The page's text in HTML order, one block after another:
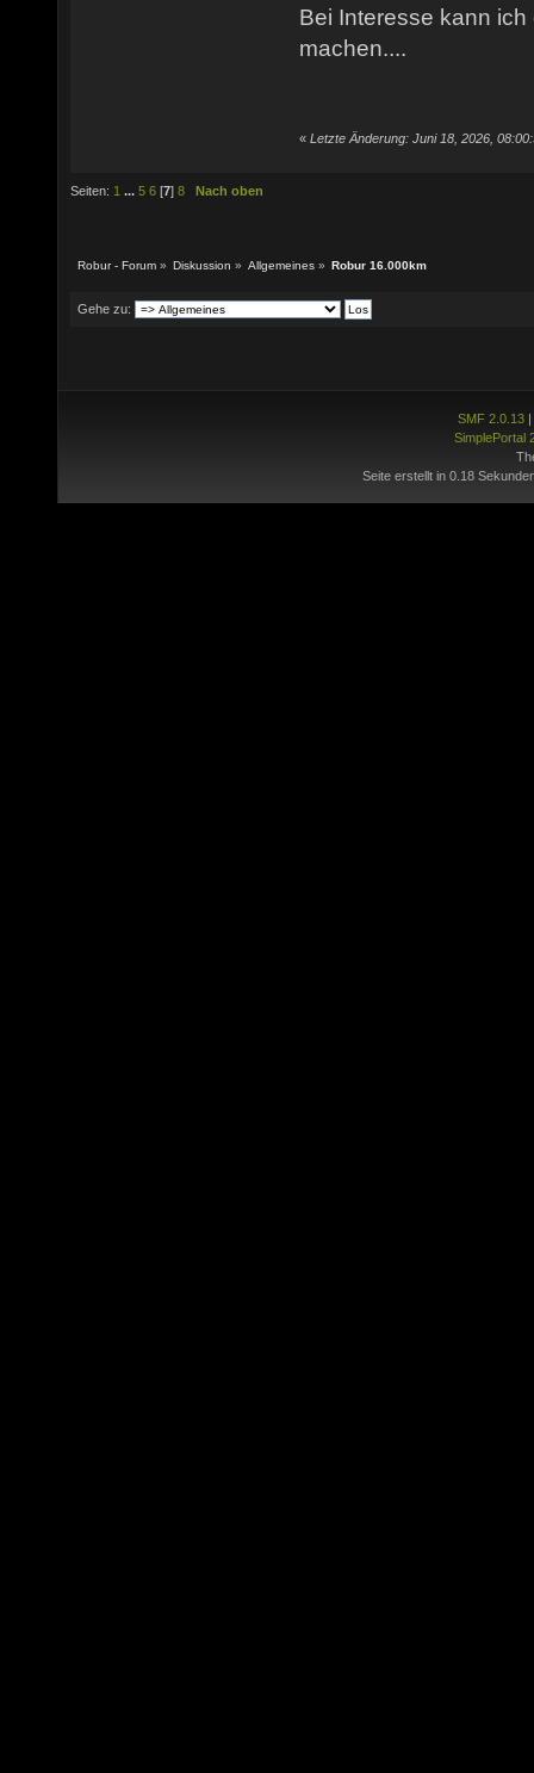
Bei Interesse kann
machen....
« Letzte Änderung: Juni 18, 2026,
Seiten: 1 ... 5 6 [7] 8 Nach oben
Robur - Forum » Diskussion » Allgemeines » Robur 16.000km
Gehe zu:
SMF 2.0.13|
SimplePortal
Seite erstellt in 0.18